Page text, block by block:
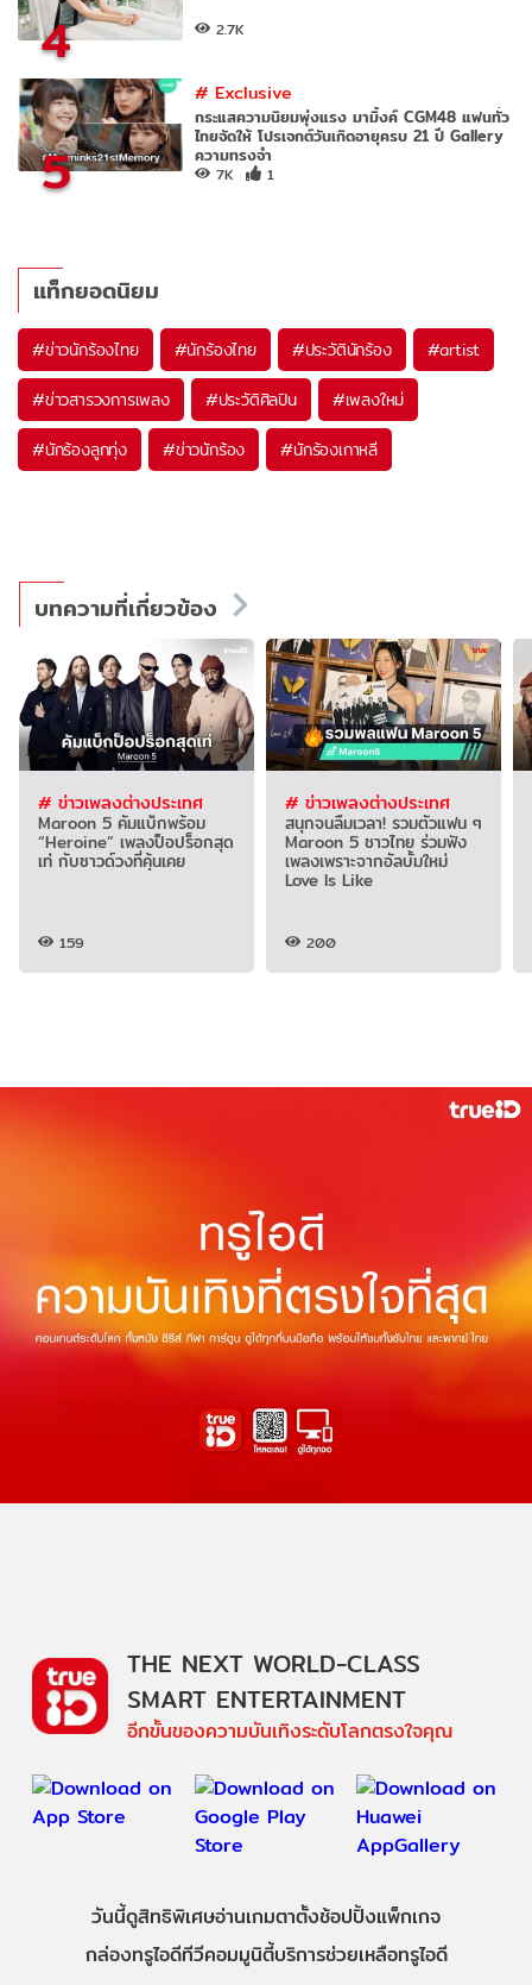
4 2.7K
5
#Exclusive
กระแสความนิยมพุ่งแรง มามิ้งค์ CGM48 แฟนทั่ว
ไทยจัดให้ โปรเจกต์วันเกิดอายุครบ 21 ปี Gallery
ความทรงจำ
7K 1
แท็กยอดนิยม
#ข่าวนักร้องไทย #นักร้องไทย #ประวัตินักร้อง #artist
#ข่าวสารวงการเพลง #ประวัติศิลปิน #เพลงใหม่
#นักร้องลูกทุ่ง #ข่าวนักร้อง #นักร้องเกาหลี
บทความที่เกี่ยวข้อง
# ข่าวเพลงต่างประเทศ
Maroon 5 คัมแบ็กพร้อม
“Heroine” เพลงป็อปร็อกสุด
เท่ กับซาวด์วงที่คุ้นเคย
159
# ข่าวเพลงต่างประเทศ
สนุกจนลืมเวลา! รวมตัวแฟน ๆ
Maroon 5 ชาวไทย ร่วมฟัง
เพลงเพราะจากอัลบั้มใหม่
Love Is Like
200
THE NEXT WORLD-CLASS
SMART ENTERTAINMENT
อีกขั้นของความบันเทิงระดับโลกตรงใจคุณ
วันนี้ดูสิทธิพิเศษอ่านเกมตาตั้งช้อปปิ้งแพ็กเกจ
กล่องทรูไอดีทีวีคอมมูนิตี้บริการช่วยเหลือทรูไอดี